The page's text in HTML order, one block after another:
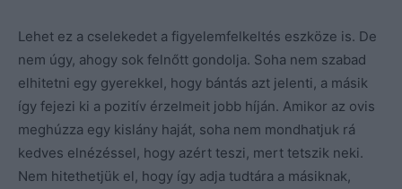
Lehet ez a cselekedet a figyelemfelkeltés eszköze is. De
nem úgy, ahogy sok felnőtt gondolja. Soha nem szabad
elhitetni egy gyerekkel, hogy bántás azt jelenti, a másik
így fejezi ki a pozitív érzelmeit jobb híján. Amikor az ovis
meghúzza egy kislány haját, soha nem mondhatjuk rá
kedves elnézéssel, hogy azért teszi, mert tetszik neki.
Nem hitethetjük el, hogy így adja tudtára a másiknak,